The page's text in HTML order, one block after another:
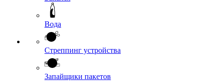
Вода
Стреппинг устройства
Запайщики пакетов